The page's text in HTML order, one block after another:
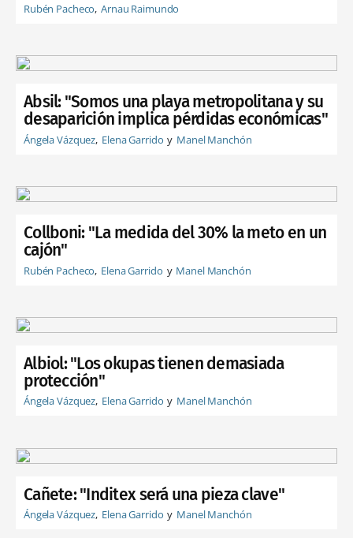
Rubén Pacheco Arnau Raimundo
Absil: "Somos una playa metropolitana y su
desaparición implica pérdidas económicas"
Ángela Vázquez Elena Garrido Manel Manchón
Collboni: "La medida del 30% la meto en un
cajón"
Rubén Pacheco Elena Garrido Manel Manchón
Albiol: "Los okupas tienen demasiada
protección"
Ángela Vázquez Elena Garrido Manel Manchón
Cañete: "Inditex será una pieza clave"
Ángela Vázquez Elena Garrido Manel Manchón